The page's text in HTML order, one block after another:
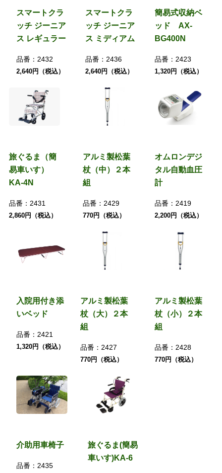
スマートクラ
ッチ ジーニア
ス レギュラー
品番： 2432
2,640円（税込）
スマートクラ
ッチ ジーニア
ス ミディアム
品番： 2436
2,640円（税込）
簡易式収納ベ
ッド AX-
BG400N
品番： 2423
1,320円（税込）
旅ぐるま（簡
易車いす）
KA-4N
品番： 2431
2,860円（税込）
アルミ製松葉
杖（中）２本
組
品番： 2429
770円（税込）
オムロンデジ
タル自動血圧
計
品番： 2419
2,200円（税込）
入院用付き添
いベッド
品番： 2421
1,320円（税込）
アルミ製松葉
杖（大）２本
組
品番： 2427
770円（税込）
アルミ製松葉
杖（小）２本
組
品番： 2428
770円（税込）
介助用車椅子
品番： 2435
旅ぐるま(簡易
車いす)KA-6